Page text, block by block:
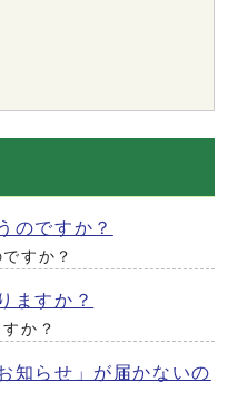
のですか？
すか？
ますか？
か？
知らせ」が届かないの